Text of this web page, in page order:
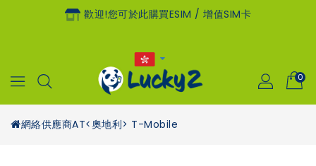
歡迎!您可於此購買eSIM / 增值SIM卡
0
網絡供應商AT<奧地利> T-Mobile